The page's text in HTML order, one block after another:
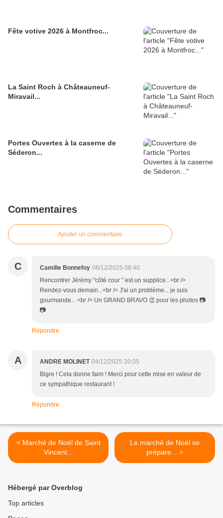
Fête votive 2026 à Montfroc...
La Saint Roch à Châteauneuf-
Miravail...
Portes Ouvertes à la caserne de
Séderon...
Commentaires
Ajouter un commentaire
C Camille Bonnefoy 06/12/2025 08:40
Rencontrer Jérémy "côté cour " est un supplice...<br />
Rendez-vous demain...<br /> J'ai un problème... je suis
gourmande... <br /> Un GRAND BRAVO 👏 pour les photos 📷
📷
Répondre
A ANDRE MOLINET 04/12/2025 20:05
Bigre ! Cela donne faim ! Merci pour cette mise en valeur de
ce sympathique restaurant !
Répondre
< Marché de Noël de Saint
Vincent...
Le marché de Noël se
prépare... >
Hébergé par Overblog
Top articles